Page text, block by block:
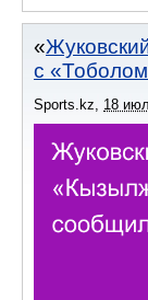
с
Sports.kz 18